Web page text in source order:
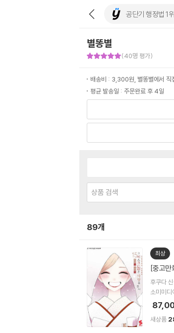
별똥별
(40명 평가)
배송비 : 3,300원, 별똥별에서 직
평균 발송일 : 주문완료 후 4일
89개
최상
[중고만
후쿠다
소미미디
새상품